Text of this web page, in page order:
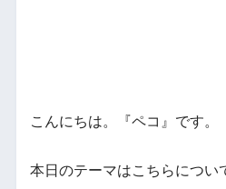
こんにちは。『ペコ』です。
本日のテーマはこちらについ